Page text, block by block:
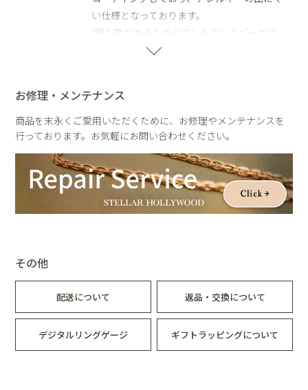
い仕様となっております。
(個人差があるため必ずしもアレルギーがで
ない保証はできかねます。)
真鍮
淡水パール
サイズ
約40～42cm
お修理・メンテナンス
商品を末永くご愛用いただくために、お修理やメンテナンスを
行っております。お気軽にお問い合わせください。
その他
配送について 返品・交換について
デジタルリングゲージ ギフトラッピングについて